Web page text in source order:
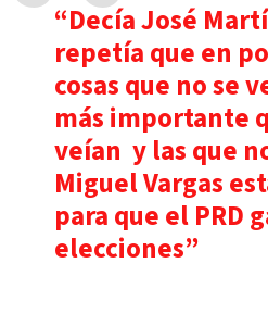
“Decía José
repetía que en
cosas que no se
más importante
veían y las que
Miguel Vargas
para que el PRD
elecciones”